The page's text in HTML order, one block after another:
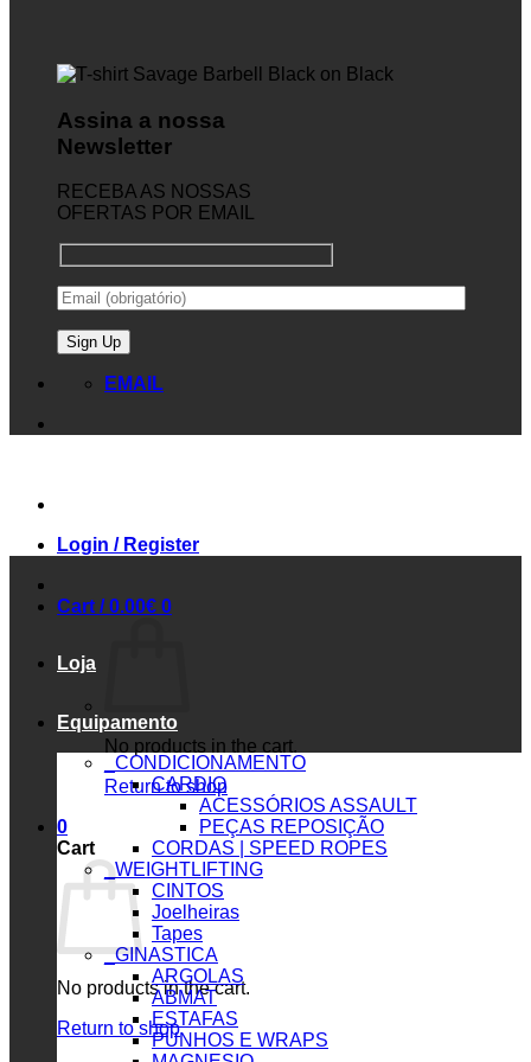
Assina a nossa
Newsletter
RECEBA AS NOSSAS
OFERTAS POR EMAIL
EMAIL
Login / Register
Cart /0.00€ 0
No products in the cart.
Return to shop
0
Cart
No products in the cart.
Return to shop
Loja
Equipamento
_CONDICIONAMENTO
CARDIO
ACESSÓRIOS ASSAULT
PEÇAS REPOSIÇÃO
CORDAS | SPEED ROPES
_WEIGHTLIFTING
CINTOS
Joelheiras
Tapes
_GINASTICA
ARGOLAS
ABMAT
ESTAFAS
PUNHOS E WRAPS